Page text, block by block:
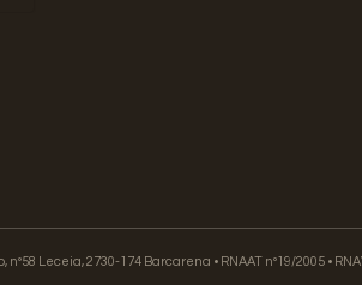
Leceia, 2730-174 Barcarena • RNAAT nº19/2005 •